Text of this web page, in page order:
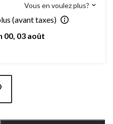
Vous en voulez plus?
(avant taxes)
00, 03 août